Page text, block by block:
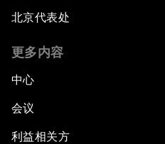
北京代表处
更多内容
中心
会议
利益相关方